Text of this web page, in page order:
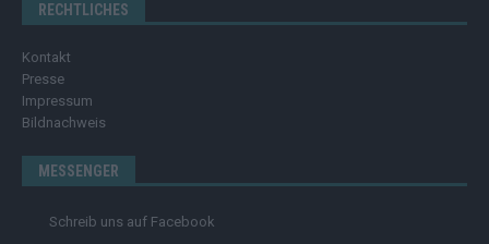
RECHTLICHES
Kontakt
Presse
Impressum
Bildnachweis
MESSENGER
Schreib uns auf Facebook